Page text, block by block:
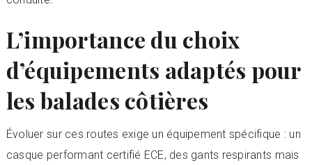
L’importance du choix
d’équipements adaptés pour
les balades côtières
Évoluer sur ces routes exige un équipement spécifique : un
casque performant certifié ECE, des gants respirants mais